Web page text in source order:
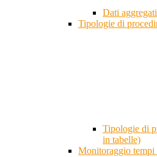
Dati
Tipologie di
Tipologie di
in tabelle)
Monitoraggio tempi